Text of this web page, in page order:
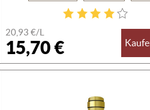
20,93 €/L
15,70 €